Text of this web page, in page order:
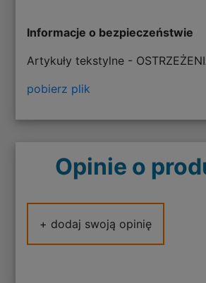
Informacje o bezpieczeństwie
Artykuły tekstylne -
pobierz plik
Opinie o
+ dodaj swoją opinię